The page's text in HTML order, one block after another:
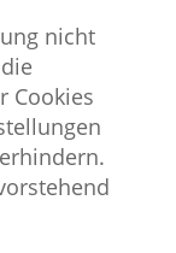
nicht
Cookies